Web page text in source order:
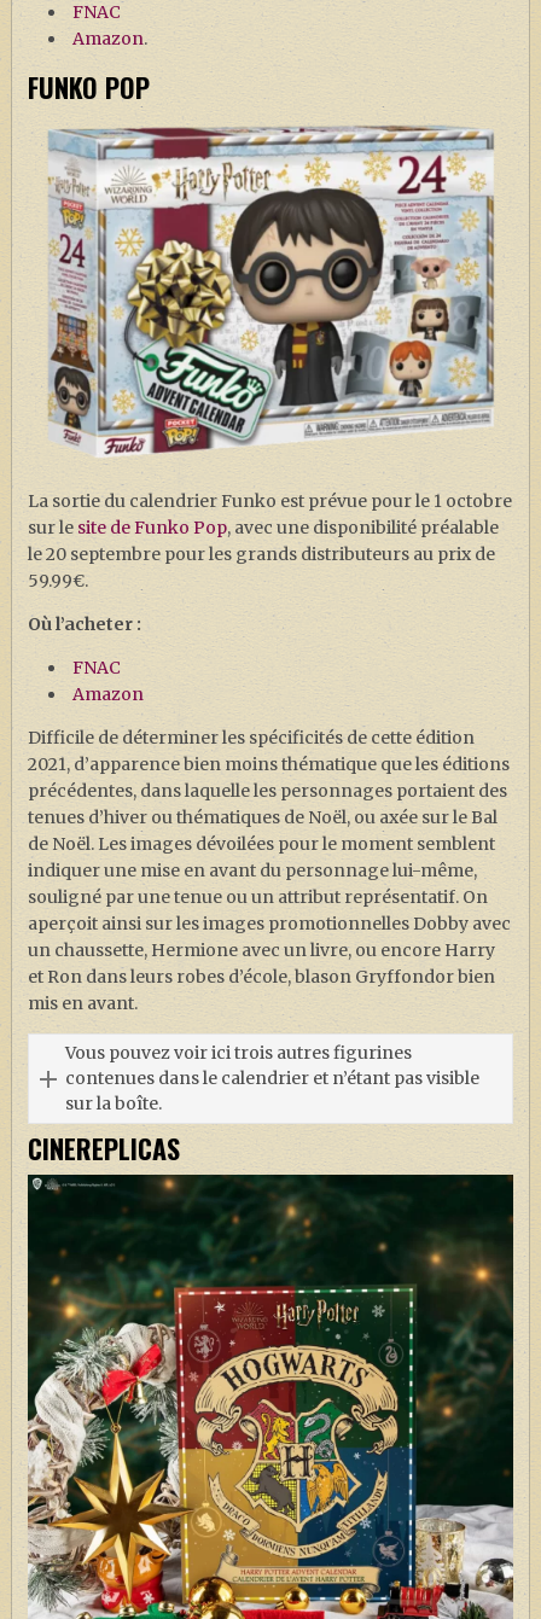
FNAC
Amazon.
FUNKO POP
La sortie du calendrier Funko est prévue pour le 1 octobre
sur le site de Funko Pop, avec une disponibilité préalable
le 20 septembre pour les grands distributeurs au prix de
59.99€.
Où l’acheter :
FNAC
Amazon
Difficile de déterminer les spécificités de cette édition
2021, d’apparence bien moins thématique que les éditions
précédentes, dans laquelle les personnages portaient des
tenues d’hiver ou thématiques de Noël, ou axée sur le Bal
de Noël. Les images dévoilées pour le moment semblent
indiquer une mise en avant du personnage lui-même,
souligné par une tenue ou un attribut représentatif. On
aperçoit ainsi sur les images promotionnelles Dobby avec
un chaussette, Hermione avec un livre, ou encore Harry
et Ron dans leurs robes d’école, blason Gryffondor bien
mis en avant.
Vous pouvez voir ici trois autres figurines
contenues dans le calendrier et n’étant pas visible
sur la boîte.
CINEREPLICAS